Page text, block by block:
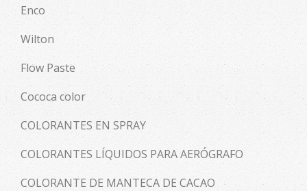
Enco
Wilton
Flow Paste
Cococa color
COLORANTES EN SPRAY
COLORANTES LÍQUIDOS PARA AERÓGRAFO
COLORANTE DE MANTECA DE CACAO